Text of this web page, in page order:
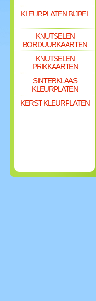
KLEURPLATEN BIJBEL
KNUTSELEN
BORDUURKAARTEN
KNUTSELEN
PRIKKAARTEN
SINTERKLAAS
KLEURPLATEN
KERST KLEURPLATEN